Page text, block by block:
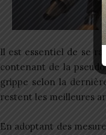
Il est essentiel de se
contenant de la
grippe selon la
restent les meilleures
En adoptant des